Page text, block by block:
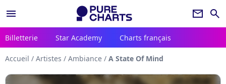
menu newsletter search
Billetterie Star Academy Charts français
Accueil / Artistes / Ambiance / A State Of Mind